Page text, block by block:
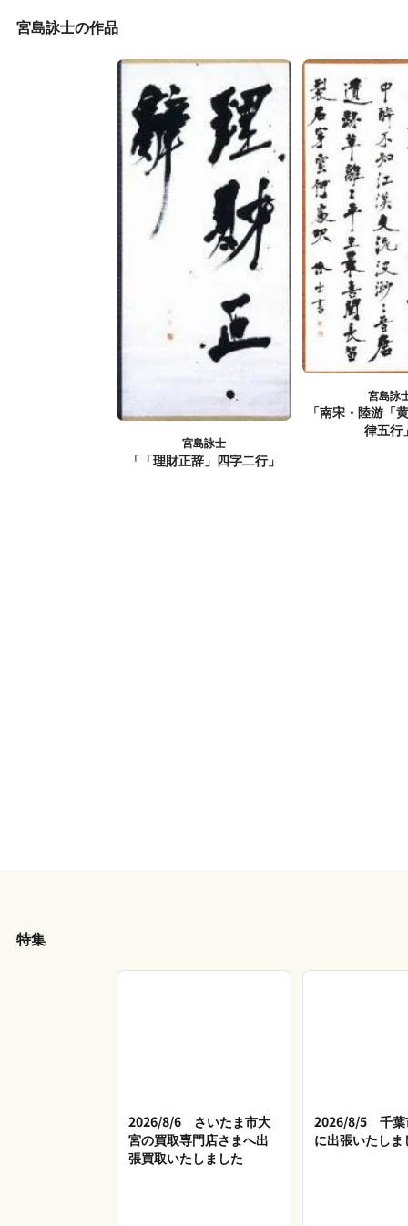
宮島詠士の作品
宮島詠士
「「理財正辞」四字二行」
宮島詠
「南宋・陸游「
律五行
特集
2026/8/6 さいたま市大
宮の買取専門店さまへ出
張買取いたしました
2026/8/5 千葉
に出張いたしま